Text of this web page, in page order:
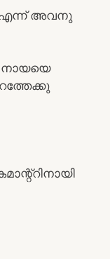
എന്ന് അവനു
നായയെ